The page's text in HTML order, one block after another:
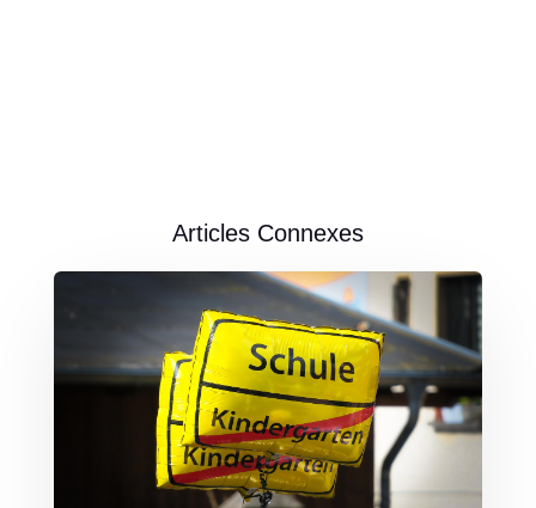
Articles Connexes